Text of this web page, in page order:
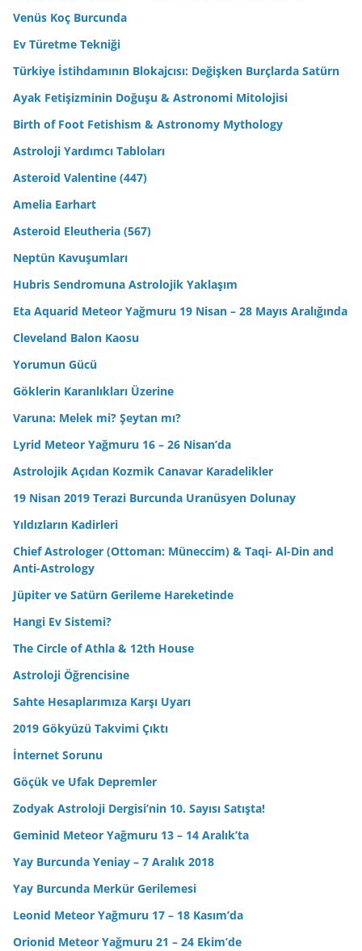
Venüs Koç Burcunda
Ev Türetme Tekniği
Türkiye İstihdamının Blokajcısı: Değişken Burçlarda Satürn
Ayak Fetişizminin Doğuşu & Astronomi Mitolojisi
Birth of Foot Fetishism & Astronomy Mythology
Astroloji Yardımcı Tabloları
Asteroid Valentine (447)
Amelia Earhart
Asteroid Eleutheria (567)
Neptün Kavuşumları
Hubris Sendromuna Astrolojik Yaklaşım
Eta Aquarid Meteor Yağmuru 19 Nisan – 28 Mayıs Aralığında
Cleveland Balon Kaosu
Yorumun Gücü
Göklerin Karanlıkları Üzerine
Varuna: Melek mi? Şeytan mı?
Lyrid Meteor Yağmuru 16 – 26 Nisan’da
Astrolojik Açıdan Kozmik Canavar Karadelikler
19 Nisan 2019 Terazi Burcunda Uranüsyen Dolunay
Yıldızların Kadirleri
Chief Astrologer (Ottoman: Müneccim) & Taqi- Al-Din and
Anti-Astrology
Jüpiter ve Satürn Gerileme Hareketinde
Hangi Ev Sistemi?
The Circle of Athla & 12th House
Astroloji Öğrencisine
Sahte Hesaplarımıza Karşı Uyarı
2019 Gökyüzü Takvimi Çıktı
İnternet Sorunu
Göçük ve Ufak Depremler
Zodyak Astroloji Dergisi’nin 10. Sayısı Satışta!
Geminid Meteor Yağmuru 13 – 14 Aralık’ta
Yay Burcunda Yeniay – 7 Aralık 2018
Yay Burcunda Merkür Gerilemesi
Leonid Meteor Yağmuru 17 – 18 Kasım’da
Orionid Meteor Yağmuru 21 – 24 Ekim’de